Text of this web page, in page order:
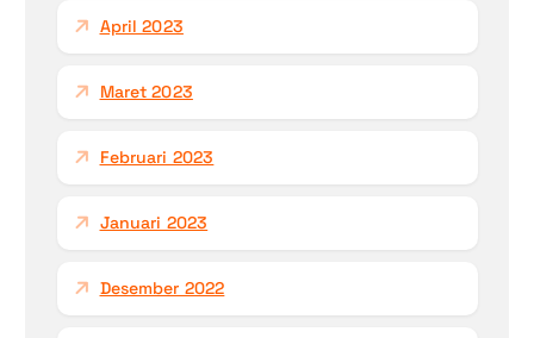
April 2023
Maret 2023
Februari 2023
Januari 2023
Desember 2022